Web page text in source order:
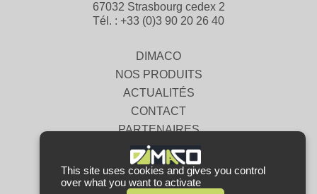
67032 Strasbourg cedex 2
Tél. : +33 (0)3 90 20 26 40
DIMACO
NOS PRODUITS
ACTUALITÉS
CONTACT
PARTENAIRES
MENTIONS LÉGALES
CGV
This site uses cookies and gives you control
over what you want to activate